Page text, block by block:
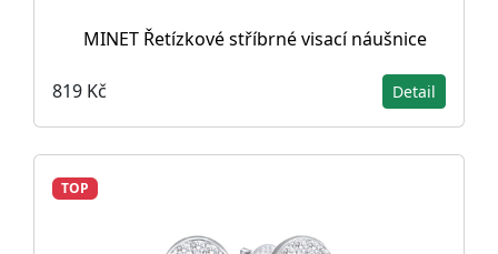
MINET Řetízkové stříbrné visací náušnice
819 Kč Detail
TOP